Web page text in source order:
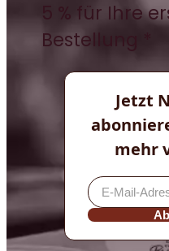
5 % für Ihre
Bestellung *
Jetzt
mehr